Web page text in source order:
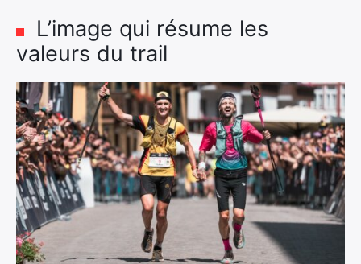
L’image qui résume les
valeurs du trail